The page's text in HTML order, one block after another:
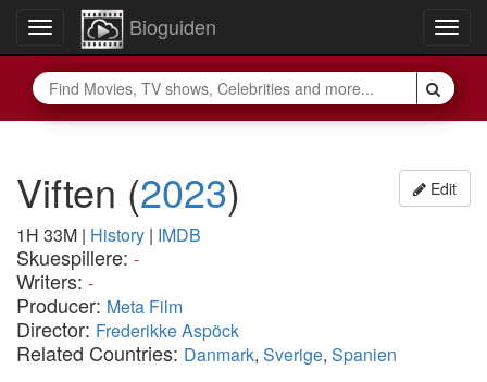
Toggle
navigation
Bioguiden
Edit
Viften (2023)
1H 33M | History | IMDB
Skuespillere: -
Writers: -
Producer: Meta Film
Director: Frederikke Aspöck
Related Countries: Danmark, Sverige, Spanien